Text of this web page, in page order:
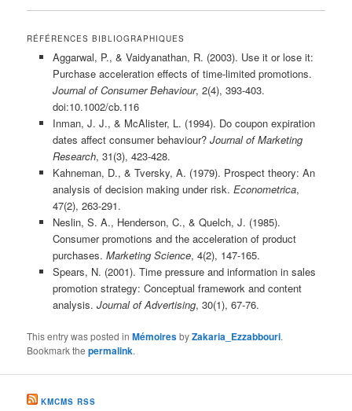
RÉFÉRENCES BIBLIOGRAPHIQUES
Aggarwal, P., & Vaidyanathan, R. (2003). Use it or lose it:
Purchase acceleration effects of time-limited promotions.
Journal of Consumer Behaviour, 2(4), 393-403.
doi:10.1002/cb.116
Inman, J. J., & McAlister, L. (1994). Do coupon expiration
dates affect consumer behaviour? Journal of Marketing
Research, 31(3), 423-428.
Kahneman, D., & Tversky, A. (1979). Prospect theory: An
analysis of decision making under risk. Econometrica,
47(2), 263-291.
Neslin, S. A., Henderson, C., & Quelch, J. (1985).
Consumer promotions and the acceleration of product
purchases. Marketing Science, 4(2), 147-165.
Spears, N. (2001). Time pressure and information in sales
promotion strategy: Conceptual framework and content
analysis. Journal of Advertising, 30(1), 67-76.
This entry was posted inMémoiresbyZakaria_Ezzabbouri.
Bookmark thepermalink.
KMCMS RSS